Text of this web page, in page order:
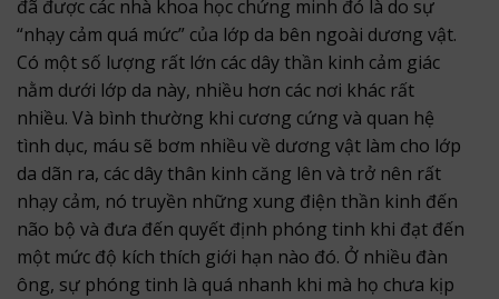
đã được các nhà khoa học chứng minh đó là do sự
“nhạy cảm quá mức” của lớp da bên ngoài dương vật.
Có một số lượng rất lớn các dây thần kinh cảm giác
nằm dưới lớp da này, nhiều hơn các nơi khác rất
nhiều. Và bình thường khi cương cứng và quan hệ
tình dục, máu sẽ bơm nhiều về dương vật làm cho lớp
da dãn ra, các dây thân kinh căng lên và trở nên rất
nhạy cảm, nó truyền những xung điện thần kinh đến
não bộ và đưa đến quyết định phóng tinh khi đạt đến
một mức độ kích thích giới hạn nào đó. Ở nhiều đàn
ông, sự phóng tinh là quá nhanh khi mà họ chưa kịp